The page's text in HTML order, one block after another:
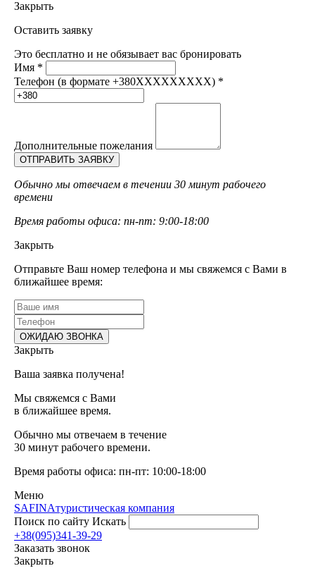
Закрыть
Оставить заявку
Это бесплатно и не обязывает вас бронировать
Имя *
Телефон (в формате +380XXXXXXXXX) *
Дополнительные пожелания
Обычно мы отвечаем в течении 30 минут рабочего
времени
Время работы офиса: пн-пт: 9:00-18:00
Закрыть
Отправьте Ваш номер телефона и мы свяжемся с Вами в
ближайшее время:
Закрыть
Ваша заявка получена!
Мы свяжемся с Вами
в ближайшее время.
Обычно мы отвечаем в течение
30 минут рабочего времени.
Время работы офиса: пн-пт: 10:00-18:00
Меню
SAFINAтуристическая компания
Поиск по сайту Искать
+38(095)341-39-29
Заказать звонок
Закрыть